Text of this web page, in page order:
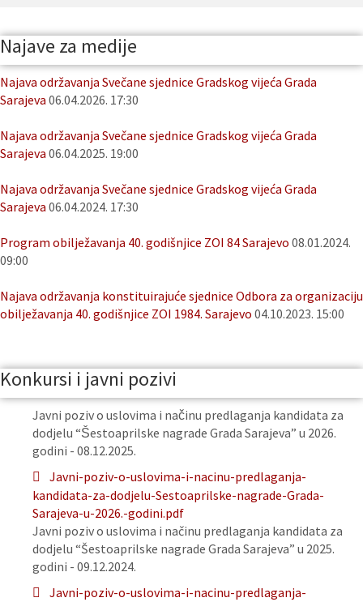
Najave za medije
Najava održavanja Svečane sjednice Gradskog vijeća Grada
Sarajeva 06.04.2026. 17:30
Najava održavanja Svečane sjednice Gradskog vijeća Grada
Sarajeva 06.04.2025. 19:00
Najava održavanja Svečane sjednice Gradskog vijeća Grada
Sarajeva 06.04.2024. 17:30
Program obilježavanja 40. godišnjice ZOI 84 Sarajevo 08.01.2024.
09:00
Najava održavanja konstituirajuće sjednice Odbora za organizaciju
obilježavanja 40. godišnjice ZOI 1984. Sarajevo 04.10.2023. 15:00
Konkursi i javni pozivi
Javni poziv o uslovima i načinu predlaganja kandidata za
dodjelu “Šestoaprilske nagrade Grada Sarajeva” u 2026.
godini - 08.12.2025.
Javni-poziv-o-uslovima-i-nacinu-predlaganja-
kandidata-za-dodjelu-Sestoaprilske-nagrade-Grada-
Sarajeva-u-2026.-godini.pdf
Javni poziv o uslovima i načinu predlaganja kandidata za
dodjelu “Šestoaprilske nagrade Grada Sarajeva” u 2025.
godini - 09.12.2024.
Javni-poziv-o-uslovima-i-nacinu-predlaganja-